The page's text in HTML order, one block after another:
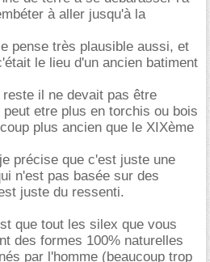
à aller jusqu'à la
pense très plausible aussi, et
le lieu d'un ancien batiment
il ne devait pas être
etre plus en torchis ou bois
plus ancien que le XIXème
précise que c'est juste une
n'est pas basée sur des
juste du ressenti.
que tout les silex que vous
des formes 100% naturelles
par l'homme (beaucoup trop